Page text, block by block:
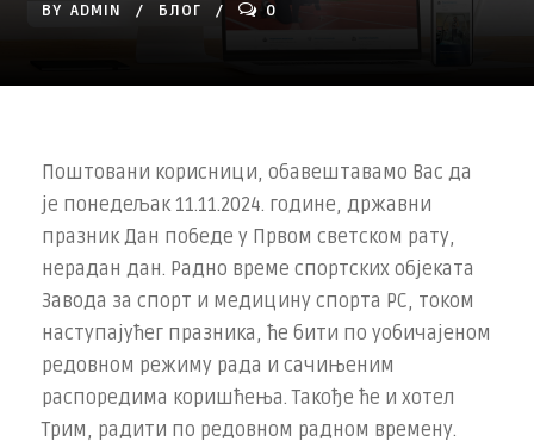
BY ADMIN БЛОГ 0
Поштовани корисници, обавештавамо Вас да
је понедељак 11.11.2024. године, државни
празник Дан победе у Првом светском рату,
нерадан дан. Радно време спортских објеката
Завода за спорт и медицину спорта РС, током
наступајућег празника, ће бити по уобичајеном
редовном режиму рада и сачињеним
распоредима коришћења. Такође ће и хотел
Трим, радити по редовном радном времену.